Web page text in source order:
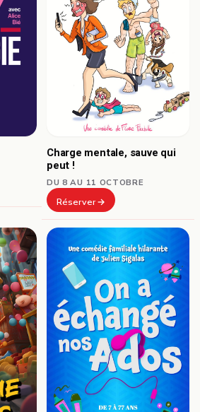
Charge mentale, sauve qui
peut !
DU 8 AU 11 OCTOBRE
Réserver